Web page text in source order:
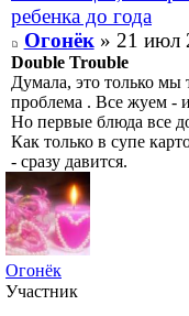
ребенка до года
Огонёк» 21 июл
Double Trouble
Думала, это только мы
проблема . Все жуем -
Но первые блюда все
Как только в супе
- сразу давится.
Огонёк
Участник